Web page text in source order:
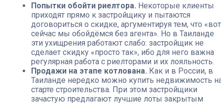
Попытки обойти риелтора. Некоторые клиенты
приходят прямо к застройщику и пытаются
договориться о скидке, аргументируя тем, что «вот
сейчас мы обойдёмся без агента». Но в Таиланде
эти ухищрения работают слабо: застройщик не
сделает скидку «просто так», ибо для него важна
регулярная работа с риелторами и их лояльность.
Продажи на этапе котлована. Как и в России, в
Таиланде нередко можно купить недвижимость
старте строительства. При этом застройщики
зачастую предлагают лучшие лоты закрытым